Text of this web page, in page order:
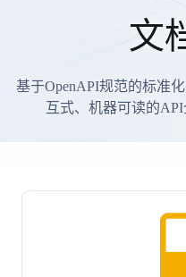
文
基于OpenAPI规范的标准
互式、机器可读的